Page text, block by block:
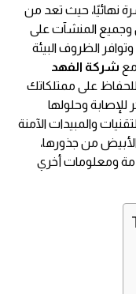
نهائيًا، حيث تعد من
وجميع المنشآت على
الظروف البيئة
مع شركة الفهد
على ممتلكاتك
وحلولها
والمبيدات الآمنة
من جذورها،
ومعلومات أخري